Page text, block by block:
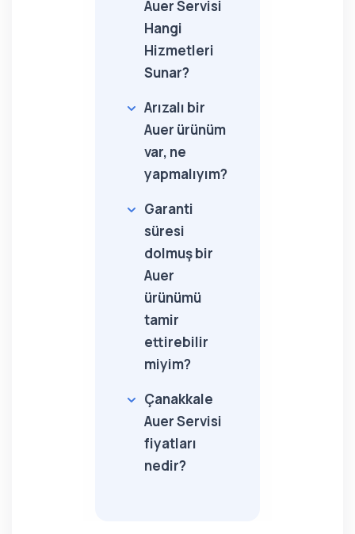
Auer Servisi
Hangi
Hizmetleri
Sunar?
Arızalı bir
Auer ürünüm
var, ne
yapmalıyım?
Garanti
süresi
dolmuş bir
Auer
ürünümü
tamir
ettirebilir
miyim?
Çanakkale
Auer Servisi
fiyatları
nedir?